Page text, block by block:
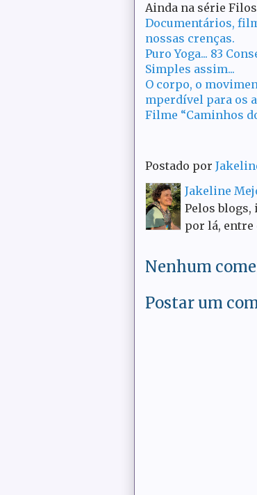
Ainda na série
Documentários,
nossas crenças.
Puro Yoga... 83
Simples assim...
O corpo, o
mperdível para os
Filme “Caminhos
Postado por
Jakeline
Pelos blogs,
por lá, entre
Nenhum
Postar um